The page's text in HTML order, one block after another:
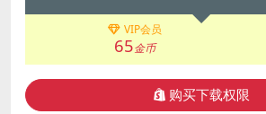
VIP会员
65金币
购买下载权限